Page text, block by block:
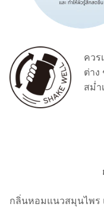
ควร
ต่าง
สม่ำ
กลิ่นหอมแนวสมุนไพร